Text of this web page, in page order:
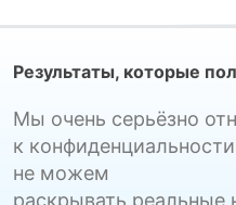
Результаты, которые
Мы очень серьёзно
к
не можем
раскрывать реальные